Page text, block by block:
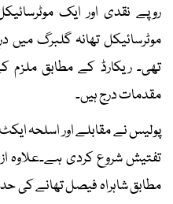
روپے نقدی اور ایک
موٹرسائیکل تھانہ گلبرگ
تھی۔ ریکارڈ کے مطابق
مقدمات درج ہیں۔
پولیس نے مقابلے اور اسلحہ
تفتیش شروع کردی ہے۔علاوہ